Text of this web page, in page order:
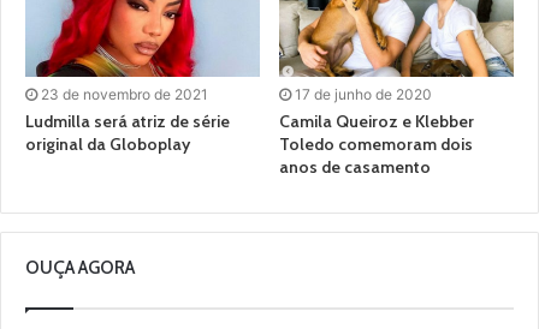
23 de novembro de 2021
Ludmilla será atriz de série
original da Globoplay
17 de junho de 2020
Camila Queiroz e Klebber
Toledo comemoram dois
anos de casamento
OUÇA AGORA